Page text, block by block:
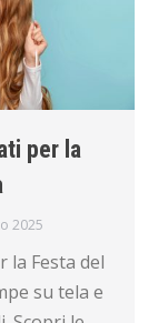
per la
2025
la Festa del
su tela e